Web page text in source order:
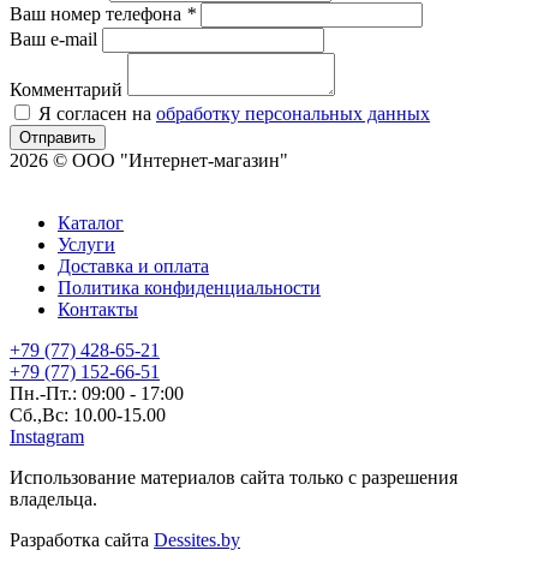
Ваш номер телефона *
Ваш e-mail
Комментарий
Я согласен на обработку персональных данных
Отправить
2026 © ООО "Интернет-магазин"
Каталог
Услуги
Доставка и оплата
Политика конфиденциальности
Контакты
+79 (77) 428-65-21
+79 (77) 152-66-51
Пн.-Пт.: 09:00 - 17:00
Сб.,Вс: 10.00-15.00
Instagram
Использование материалов сайта только с разрешения
владельца.
Разработка сайта Dessites.by